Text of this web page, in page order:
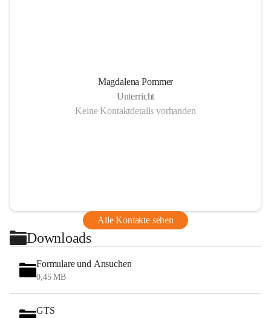
Magdalena Pommer
Unterricht
Keine Kontaktdetails vorhanden
Alle Kontakte sehen
Downloads
Formulare und Ansuchen
0,45 MB
GTS